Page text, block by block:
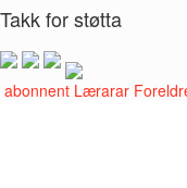
Takk for støtta
abonnent Lærarar